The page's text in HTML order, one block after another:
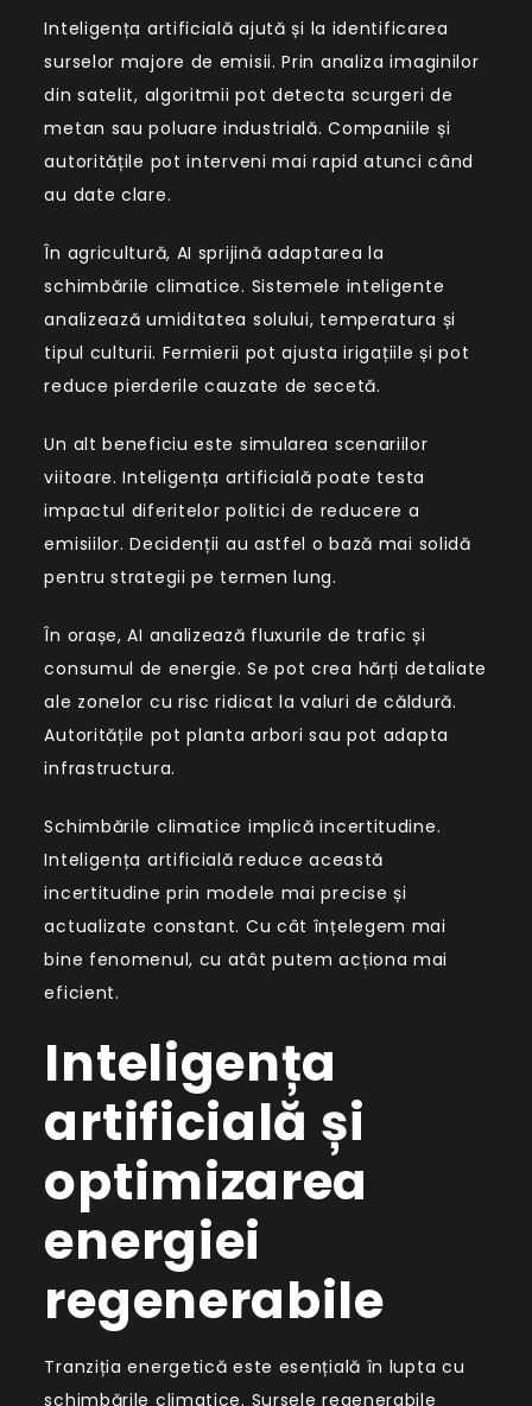
Inteligența artificială ajută și la identificarea
surselor majore de emisii. Prin analiza imaginilor
din satelit, algoritmii pot detecta scurgeri de
metan sau poluare industrială. Companiile și
autoritățile pot interveni mai rapid atunci când
au date clare.
În agricultură, AI sprijină adaptarea la
schimbările climatice. Sistemele inteligente
analizează umiditatea solului, temperatura și
tipul culturii. Fermierii pot ajusta irigațiile și pot
reduce pierderile cauzate de secetă.
Un alt beneficiu este simularea scenariilor
viitoare. Inteligența artificială poate testa
impactul diferitelor politici de reducere a
emisiilor. Decidenții au astfel o bază mai solidă
pentru strategii pe termen lung.
În orașe, AI analizează fluxurile de trafic și
consumul de energie. Se pot crea hărți detaliate
ale zonelor cu risc ridicat la valuri de căldură.
Autoritățile pot planta arbori sau pot adapta
infrastructura.
Schimbările climatice implică incertitudine.
Inteligența artificială reduce această
incertitudine prin modele mai precise și
actualizate constant. Cu cât înțelegem mai
bine fenomenul, cu atât putem acționa mai
eficient.
Inteligența
artificială și
optimizarea
energiei
regenerabile
Tranziția energetică este esențială în lupta cu
schimbările climatice. Sursele regenerabile